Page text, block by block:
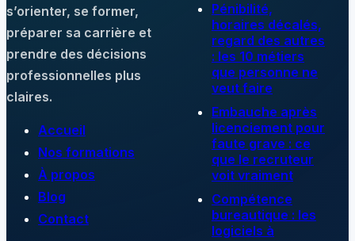
s’orienter, se former,
préparer sa carrière et
prendre des décisions
professionnelles plus
claires.
Accueil
Nos formations
À propos
Blog
Contact
Pénibilité,
horaires décalés,
regard des autres
: les 10 métiers
que personne ne
veut faire
Embauche après
licenciement pour
faute grave : ce
que le recruteur
voit vraiment
Compétence
bureautique : les
logiciels à